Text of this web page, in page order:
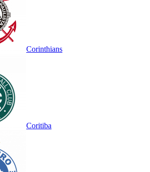
Corinthians
Coritiba